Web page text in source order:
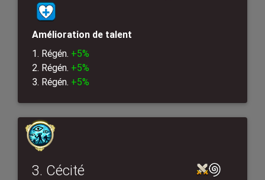
Amélioration de talent
1. Régén. +5%
2. Régén. +5%
3. Régén. +5%
3. Cécité